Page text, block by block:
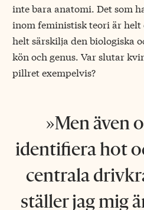
inte bara anatomi. Det som
inom feministisk teori är
helt särskilja den biologiska
kön och genus. Var slutar
pillret exempelvis?
Men även
identifiera hot
centrala
ställer jag mig